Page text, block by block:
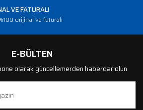
VE FATURALI
orijinal ve faturalı
E-BÜLTEN
olarak güncellemerden haberdar olun